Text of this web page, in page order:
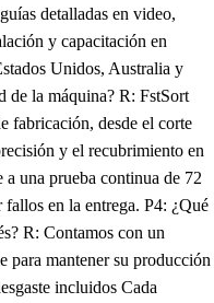
detalladas en video,
y capacitación en
Unidos, Australia y
de la máquina? R: FstSort
fabricación, desde el corte
y el recubrimiento en
a una prueba continua de 72
en la entrega. P4: ¿Qué
R: Contamos con un
para mantener su producción
incluidos Cada